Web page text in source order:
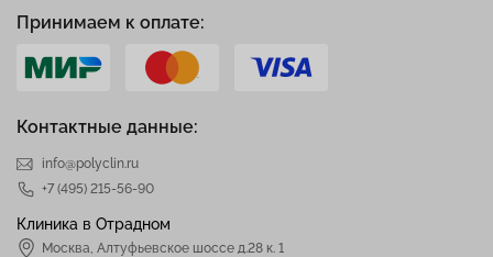
Контактные данные:
info@polyclin.ru
+7 (495) 215-56-90
Клиника в Отрадном
Москва Алтуфьевское шоссе д.28 к. 1
Принимаем к оплате: